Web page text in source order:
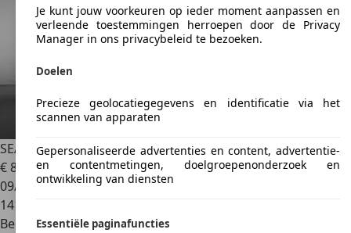
SEAT Ibiza1.0 TSI Style | AppleCarplay | Climate | Cruise
€ 8.900
09/2019
141.681 km
Benzine
Je kunt jouw voorkeuren op ieder moment aanpassen en
verleende toestemmingen herroepen door de Privacy
Manager in ons privacybeleid te bezoeken.
Doelen
Precieze geolocatiegegevens en identificatie via het
scannen van apparaten
Gepersonaliseerde advertenties en content, advertentie-
en contentmetingen, doelgroepenonderzoek en
ontwikkeling van diensten
Essentiële paginafuncties